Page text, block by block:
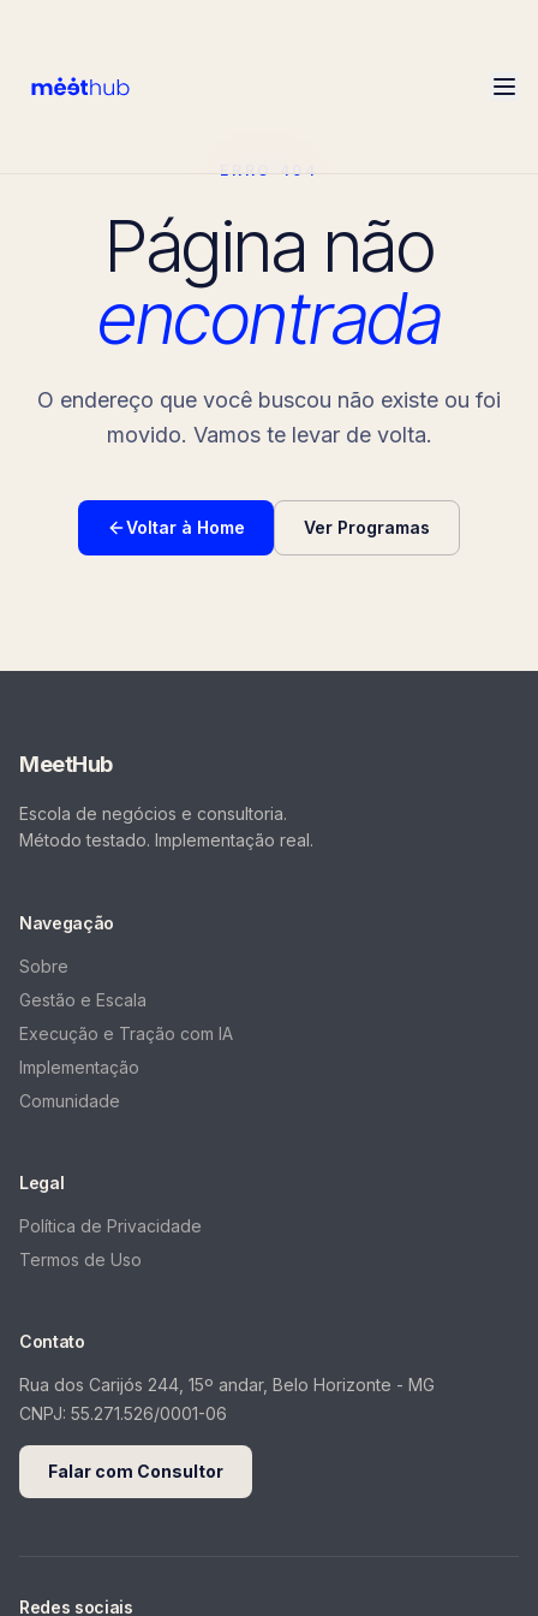
ERRO 404
Página não
encontrada
O endereço que você buscou não existe ou foi
movido. Vamos te levar de volta.
Voltar à Home Ver Programas
MeetHub
Escola de negócios e consultoria.
Método testado. Implementação real.
Navegação
Sobre
Gestão e Escala
Execução e Tração com IA
Implementação
Comunidade
Legal
Política de Privacidade
Termos de Uso
Contato
Rua dos Carijós 244, 15º andar, Belo Horizonte - MG
CNPJ: 55.271.526/0001-06
Falar com Consultor
Redes sociais